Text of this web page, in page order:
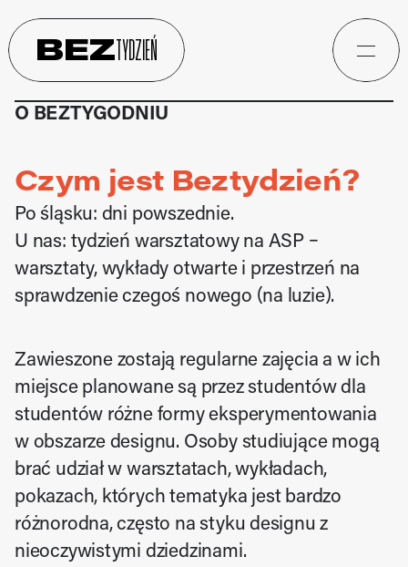
BEZTYDZIEŃ
O BEZTYGODNIU
Czym jest Beztydzień?
Po śląsku: dni powszednie.
U nas: tydzień warsztatowy na ASP –
warsztaty, wykłady otwarte i przestrzeń na
sprawdzenie czegoś nowego (na luzie).
Zawieszone zostają regularne zajęcia a w ich
miejsce planowane są przez studentów dla
studentów różne formy eksperymentowania
w obszarze designu. Osoby studiujące mogą
brać udział w warsztatach, wykładach,
pokazach, których tematyka jest bardzo
różnorodna, często na styku designu z
nieoczywistymi dziedzinami.